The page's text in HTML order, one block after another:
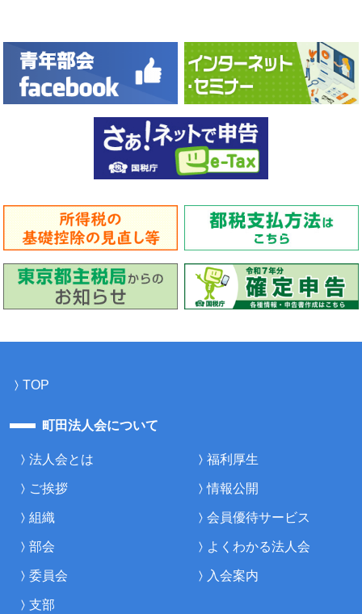
TOP
町田法人会について
法人会とは
ご挨拶
組織
部会
委員会
支部
福利厚生
情報公開
会員優待サービス
よくわかる法人会
入会案内